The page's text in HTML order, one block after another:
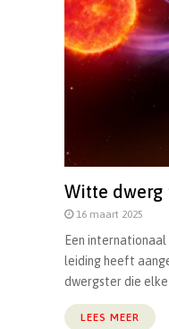
Witte dwerg
16 maart 2025
Een
leiding heeft
dwergster die elke
LEES MEER